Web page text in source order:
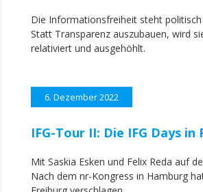
Die Informationsfreiheit steht
Statt Transparenz auszubauen, wird
relativiert und ausgehöhlt.
6. Dezember 2022
IFG-Tour II: Die IFG Days in
Mit Saskia Esken und Felix Reda auf
Nach dem nr-Kongress in Hamburg